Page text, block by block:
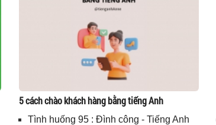
5 cách chào khách hàng bằng tiếng Anh
Tình huống 95 : Đình công - Tiếng Anh